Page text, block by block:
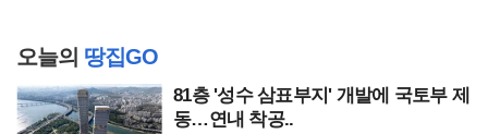
오늘의 땅집GO
81층 '성수 삼표부지' 개발에 국토부 제
동…연내 착공..